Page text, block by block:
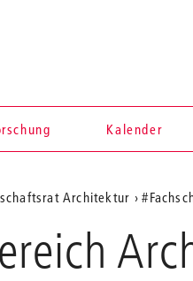
Kalender
Architektur